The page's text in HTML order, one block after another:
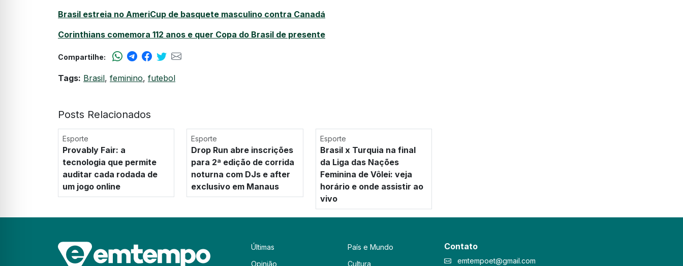
Brasil estreia no AmeriCup de basquete masculino contra Canadá
Corinthians comemora 112 anos e quer Copa do Brasil de presente
Compartilhe:
Tags: Brasil, feminino, futebol
Posts Relacionados
Esporte
Provably Fair: a
tecnologia que permite
auditar cada rodada de
um jogo online
Esporte
Drop Run abre inscrições
para 2ª edição de corrida
noturna com DJs e after
exclusivo em Manaus
Esporte
Brasil x Turquia na final
da Liga das Nações
Feminina de Vôlei: veja
horário e onde assistir ao
vivo
Últimas
Opinião
País e Mundo
Cultura
Contato
emtempoet@gmail.com